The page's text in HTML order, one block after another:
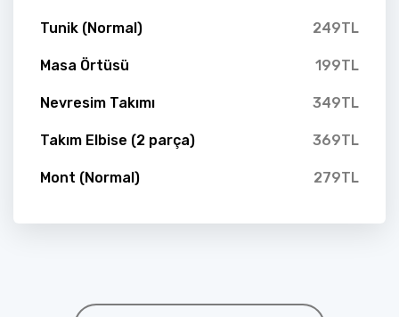
Tunik (Normal) 249TL
Masa Örtüsü 199TL
Nevresim Takımı 349TL
Takım Elbise (2 parça) 369TL
Mont (Normal) 279TL